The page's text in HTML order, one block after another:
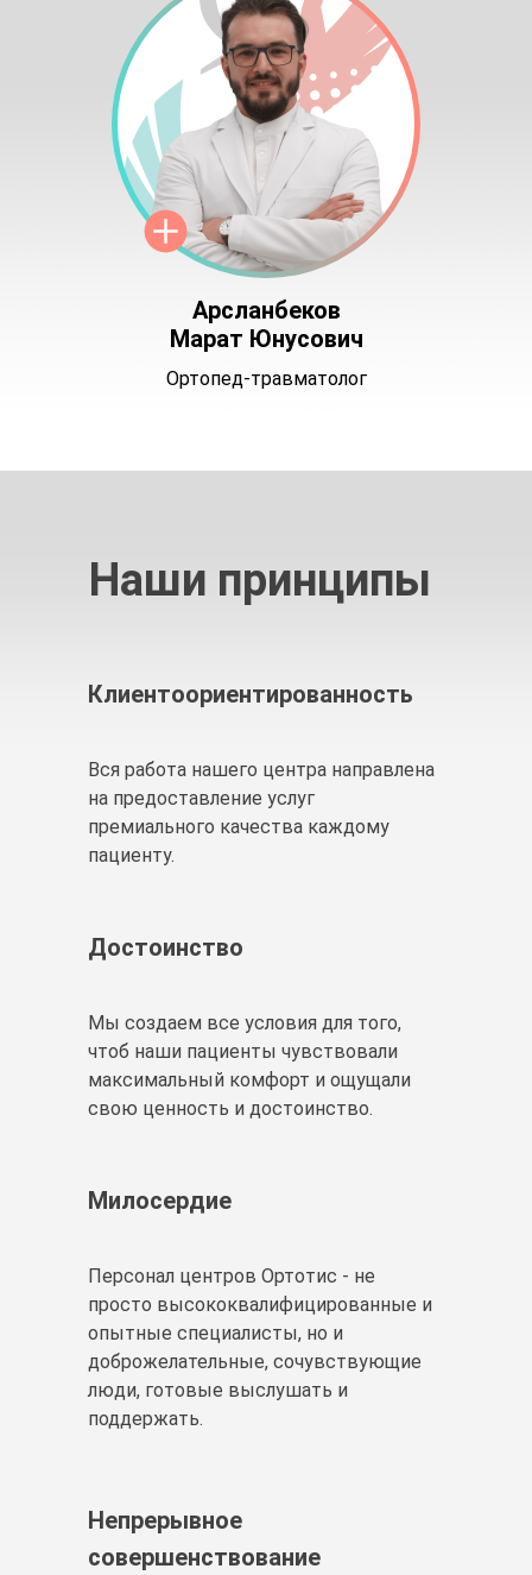
Арсланбеков
Марат Юнусович
Ортопед-травматолог
Клиентоориентированность
Достоинство
Милосердие
Непрерывное
совершенствование
Вся работа нашего центра направлена
на предоставление услуг
премиального качества каждому
пациенту.
Мы создаем все условия для того,
чтоб наши пациенты чувствовали
максимальный комфорт и ощущали
свою ценность и достоинство.
Персонал центров Ортотис - не
просто высококвалифицированные и
опытные специалисты, но и
доброжелательные, сочувствующие
люди, готовые выслушать и
поддержать.
Наши принципы